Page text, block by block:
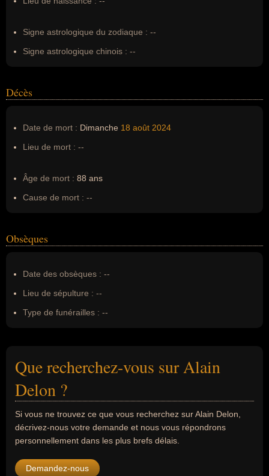
Pseudonyme : --
Surnom : --
Signe astrologique du zodiaque : --
Signe astrologique chinois : --
Décès
Date de mort : Dimanche 18 août 2024
Lieu de mort : --
Âge de mort : 88 ans
Cause de mort : --
Obsèques
Date des obsèques : --
Lieu de sépulture : --
Type de funérailles : --
Que recherchez-vous sur Alain
Delon ?
Si vous ne trouvez ce que vous recherchez sur Alain Delon,
décrivez-nous votre demande et nous vous répondrons
personnellement dans les plus brefs délais.
Demandez-nous